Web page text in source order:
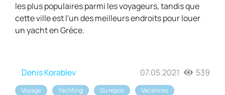
les plus populaires parmi les voyageurs, tandis que
cette ville est l'un des meilleurs endroits pour louer
un yacht en Grèce.
Denis Korablev 07.05.2021 539
Voyage Yachting Du repos
Vacances